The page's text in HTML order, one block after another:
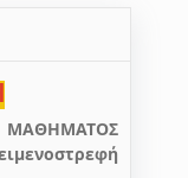
ΜΑΘΗΜΑΤΟΣ